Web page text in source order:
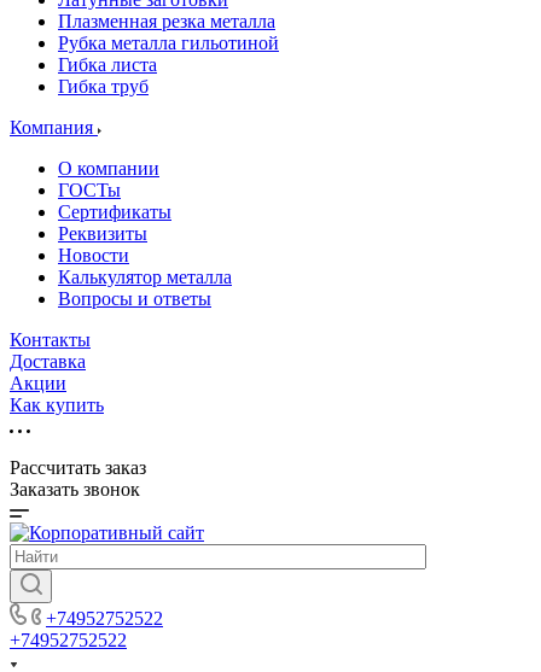
Плазменная резка металла
Рубка металла гильотиной
Гибка листа
Гибка труб
Компания
О компании
ГОСТы
Сертификаты
Реквизиты
Новости
Калькулятор металла
Вопросы и ответы
Контакты
Доставка
Акции
Как купить
Рассчитать заказ
Заказать звонок
+74952752522
+74952752522